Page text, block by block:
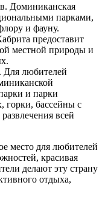
Доминиканская
парками,
и фауну.
предоставит
местной природы и
Для любителей
и парки
горки, бассейны с
всей
место для любителей
красивая
делают эту страну
отдыха,